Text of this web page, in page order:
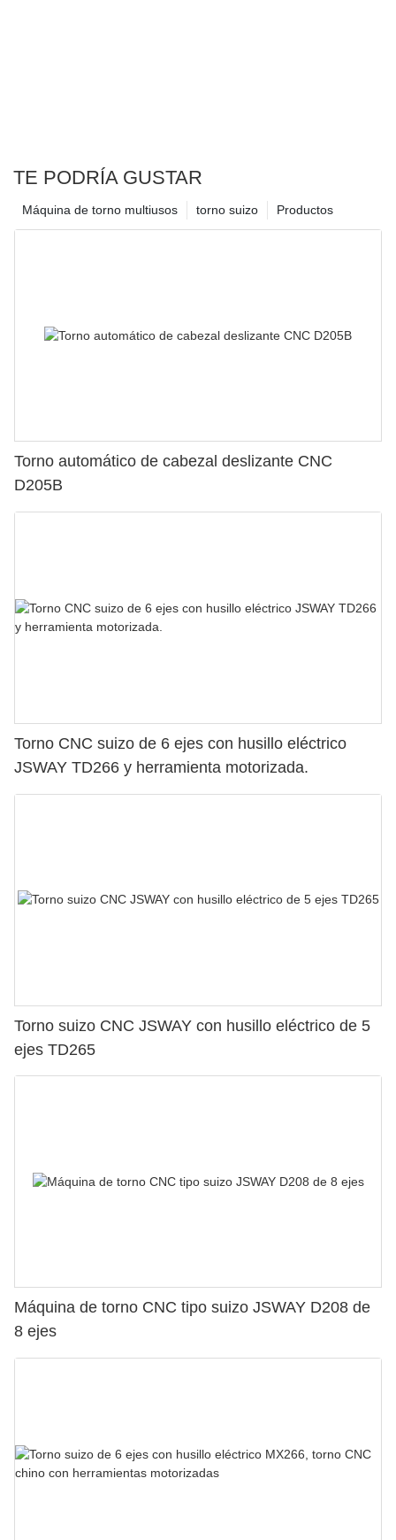
TE PODRÍA GUSTAR
Productos
torno suizo
Máquina de torno multiusos
Torno automático de cabezal deslizante CNC
D205B
Torno CNC suizo de 6 ejes con husillo eléctrico
JSWAY TD266 y herramienta motorizada.
Torno suizo CNC JSWAY con husillo eléctrico de 5
ejes TD265
Máquina de torno CNC tipo suizo JSWAY D208 de
8 ejes